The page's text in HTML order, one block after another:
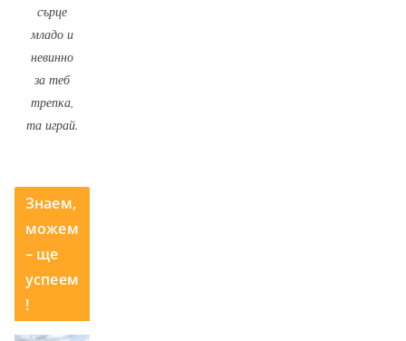
сърце
младо и
невинно
за теб
трепка,
та играй.
Знаем,
можем
– ще
успеем
!